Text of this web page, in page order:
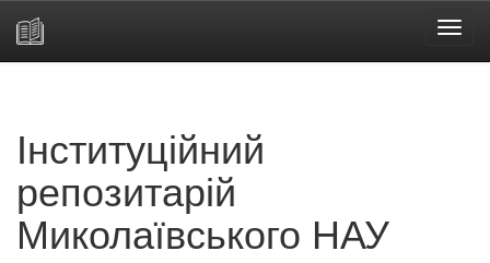
Інституційний
репозитарій
Миколаївського НАУ